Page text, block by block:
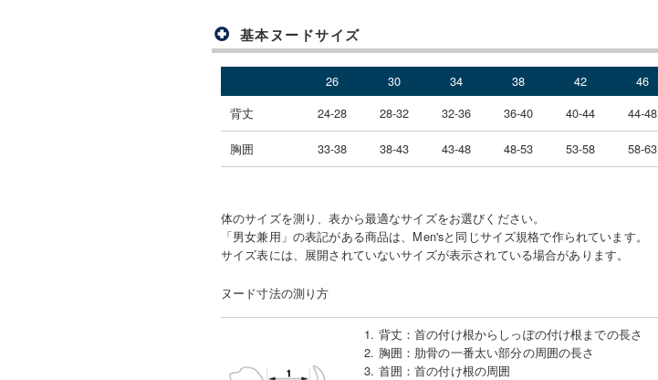
基本ヌードサイズ
26 30 34 38 42 46
背丈
24-28 28-32 32-36 36-40 40-44 44-48
胸囲 33-38 38-43 43-48 48-53 53-58 58-63
体のサイズを測り、表から最適なサイズをお選びください。
「男女兼用」の表記がある商品は、Men'sと同じサイズ規格で作られています。
サイズ表には、展開されていないサイズが表示されている場合があります。
ヌード寸法の測り方
1. 背丈 ：首の付け根からしっぽの付け根までの長さ
2. 胸囲 ： 肋骨の一番太い部分の周囲の長さ
3. 首囲 ：首の付け根の周囲